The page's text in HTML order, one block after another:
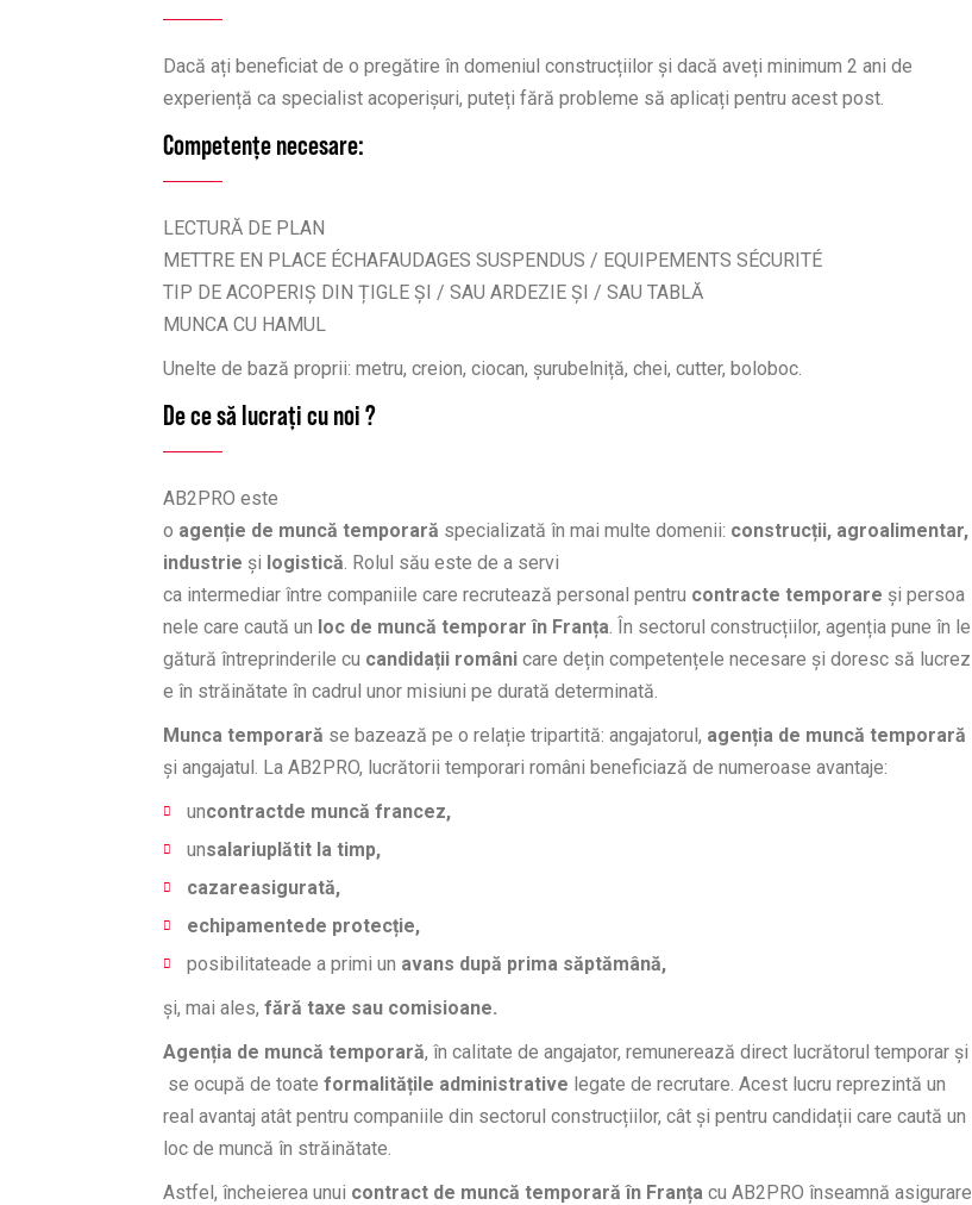
Dacă ați beneficiat de o pregătire în domeniul construcțiilor și dacă aveți minimum 2 ani de
experiență ca specialist acoperișuri, puteți fără probleme să aplicați pentru acest post.
Competențe necesare:
LECTURĂ DE PLAN
METTRE EN PLACE ÉCHAFAUDAGES SUSPENDUS / EQUIPEMENTS SÉCURITÉ
TIP DE ACOPERIȘ DIN ȚIGLE ȘI / SAU ARDEZIE ȘI / SAU TABLĂ
MUNCA CU HAMUL
Unelte de bază proprii: metru, creion, ciocan, șurubelniță, chei, cutter, boloboc.
De ce să lucrați cu noi ?
AB2PRO este
o agenție de muncă temporară specializată în mai multe domenii: construcții, agroalimentar,
industrie și logistică. Rolul său este de a servi
ca intermediar între companiile care recrutează personal pentru contracte temporare și persoa
nele care caută un loc de muncă temporar în Franța. În sectorul construcțiilor, agenția pune în le
gătură întreprinderile cu candidații români care dețin competențele necesare și doresc să lucrez
e în străinătate în cadrul unor misiuni pe durată determinată.
Munca temporară se bazează pe o relație tripartită: angajatorul, agenția de muncă temporară
și angajatul. La AB2PRO, lucrătorii temporari români beneficiază de numeroase avantaje:
uncontractde muncă francez,
unsalariuplătit la timp,
cazareasigurată,
echipamentede protecție,
posibilitateade a primi un avans după prima săptămână,
și, mai ales, fără taxe sau comisioane.
Agenția de muncă temporară, în calitate de angajator, remunerează direct lucrătorul temporar și
se ocupă de toate formalitățile administrative legate de recrutare. Acest lucru reprezintă un
real avantaj atât pentru companiile din sectorul construcțiilor, cât și pentru candidații care caută un
loc de muncă în străinătate.
Astfel, încheierea unui contract de muncă temporară în Franța cu AB2PRO înseamnă asigurare